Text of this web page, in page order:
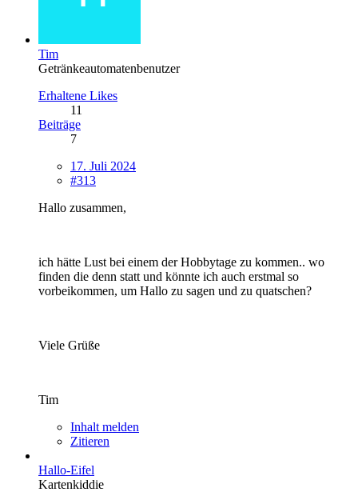
Tim
Getränkeautomatenbenutzer
Erhaltene Likes
11
Beiträge
7
17. Juli 2024
#313
Hallo zusammen,
ich hätte Lust bei einem der Hobbytage zu kommen.. wo
finden die denn statt und könnte ich auch erstmal so
vorbeikommen, um Hallo zu sagen und zu quatschen?
Viele Grüße
Tim
Inhalt melden
Zitieren
Hallo-Eifel
Kartenkiddie